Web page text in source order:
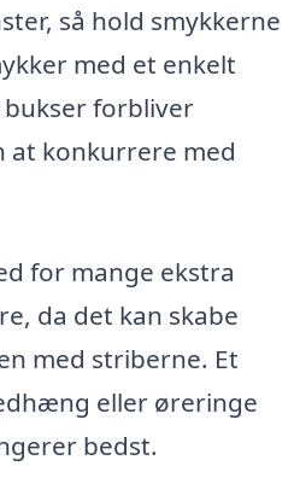
så hold smykkerne
med et enkelt
forbliver
at konkurrere med
for mange ekstra
da det kan skabe
med striberne. Et
eller øreringe
bedst.